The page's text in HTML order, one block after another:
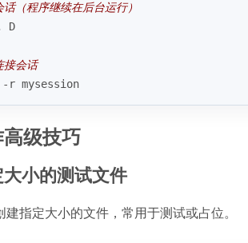
（程序继续在后台运行）
D
会话
r mysession
级技巧
大小的测试文件
建指定大小的文件，常用于测试或占位。